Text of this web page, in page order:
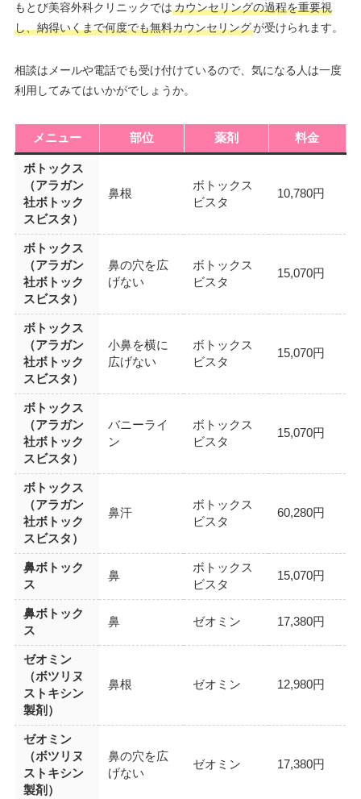
もとび美容外科クリニックではカウンセリングの過程を重要視
し、納得いくまで何度でも無料カウンセリングが受けられます。
相談はメールや電話でも受け付けているので、気になる人は一度
利用してみてはいかがでしょうか。
メニュー 部位 薬剤 料金
ボトックス
（アラガン
社ボトック
スビスタ）
鼻根
ボトックス
ビスタ
10,780円
ボトックス
（アラガン
社ボトック
スビスタ）
鼻の穴を広
げない
ボトックス
ビスタ
15,070円
ボトックス
（アラガン
社ボトック
スビスタ）
小鼻を横に
広げない
ボトックス
ビスタ
15,070円
ボトックス
（アラガン
社ボトック
スビスタ）
バニーライ
ン
ボトックス
ビスタ
15,070円
ボトックス
（アラガン
社ボトック
スビスタ）
鼻汗
ボトックス
ビスタ
60,280円
鼻ボトック
ス
鼻
ボトックス
ビスタ
15,070円
鼻ボトック
ス
鼻 ゼオミン 17,380円
ゼオミン
（ボツリヌ
ストキシン
製剤）
鼻根 ゼオミン 12,980円
ゼオミン
（ボツリヌ
ストキシン
製剤）
鼻の穴を広
げない
ゼオミン 17,380円